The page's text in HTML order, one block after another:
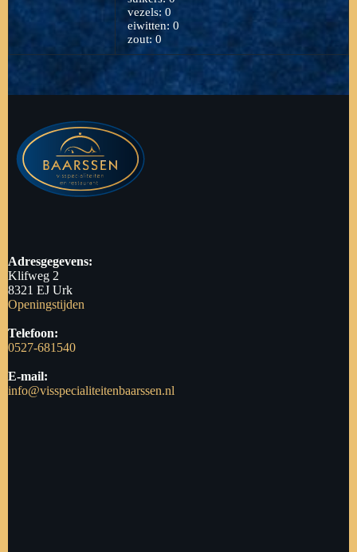
vezels: 0
eiwitten: 0
zout: 0
Adresgegevens:
Klifweg 2
8321 EJ Urk
Openingstijden
Telefoon:
0527-681540
E-mail:
info@visspecialiteitenbaarssen.nl